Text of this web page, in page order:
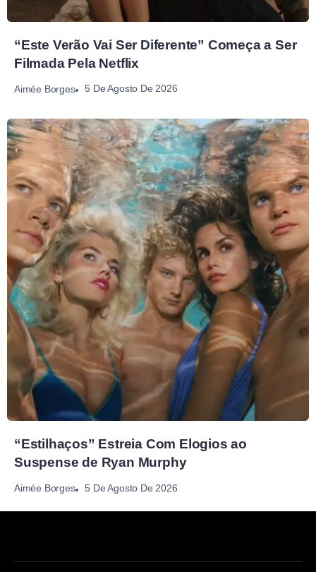
“Este Verão Vai Ser Diferente” Começa a Ser
Filmada Pela Netflix
Aimée Borges 5 De Agosto De 2026
“Estilhaços” Estreia Com Elogios ao
Suspense de Ryan Murphy
Aimée Borges 5 De Agosto De 2026